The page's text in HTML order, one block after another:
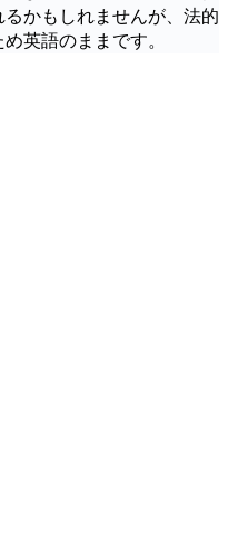
かもしれませんが、法的
英語のままです。